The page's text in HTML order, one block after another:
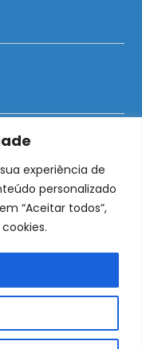
experiência de
personalizado
“Aceitar todos”,
de imigração e
no exterior
Contato